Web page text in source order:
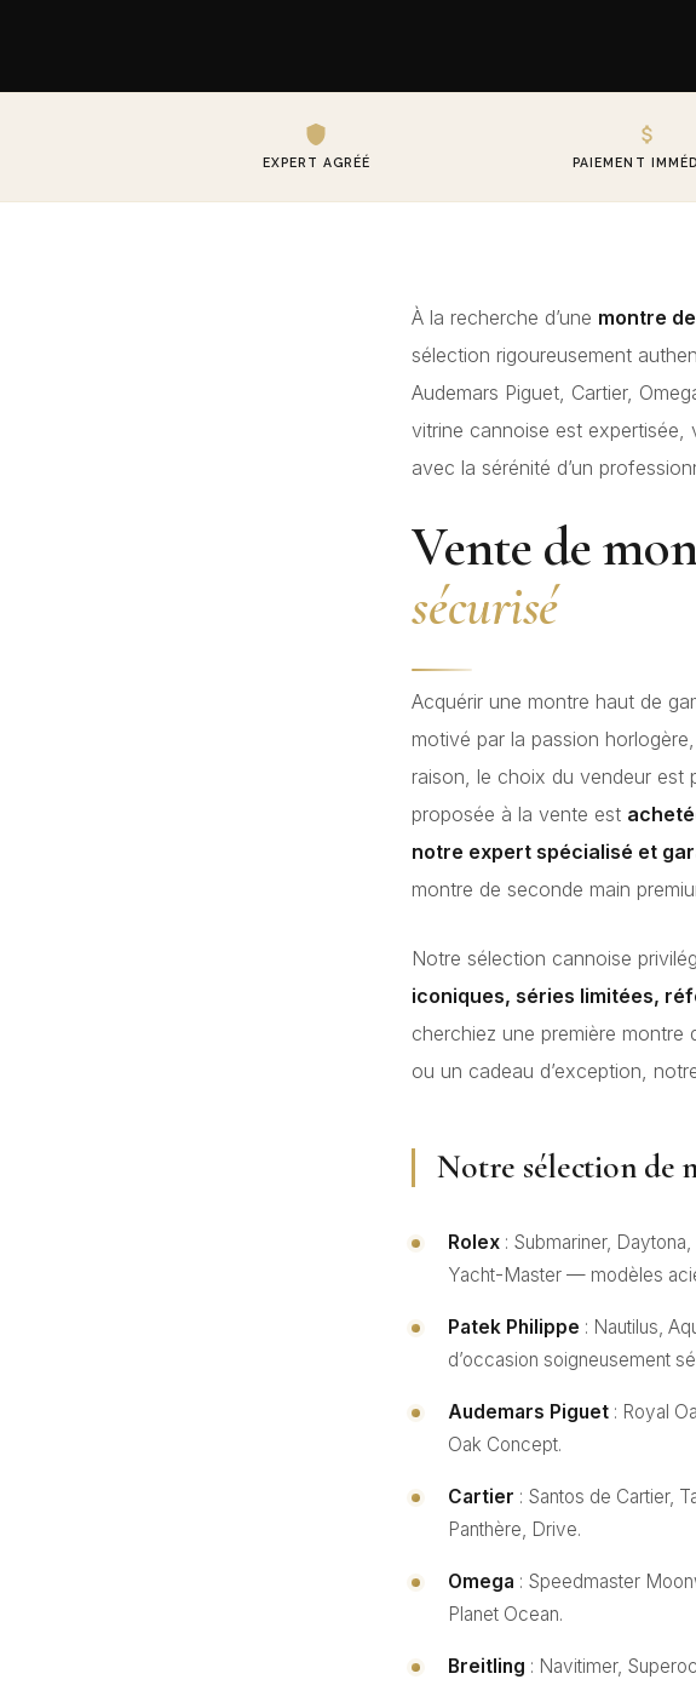
EXPERT AGRÉÉ PAIEMENT
À la recherche d’une montre
sélection rigoureusement
Audemars Piguet, Cartier,
vitrine cannoise est
avec la sérénité d’un
Vente de
sécurisé
Acquérir une montre haut de
motivé par la passion
raison, le choix du vendeur est
proposée à la vente est
notre expert spécialisé et
montre de seconde main
Notre sélection cannoise
iconiques, séries limitées,
cherchiez une première
ou un cadeau d’exception,
Notre sélection de
Rolex : Submariner,
Yacht-Master — modèles
Patek Philippe : Nautilus,
d’occasion soigneusement
Audemars Piguet : Royal
Oak Concept.
Cartier : Santos de Cartier,
Panthère, Drive.
Omega : Speedmaster
Planet Ocean.
Breitling : Navitimer,